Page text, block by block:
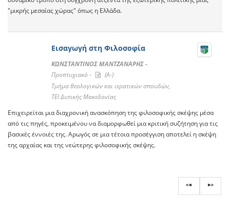
"μικρής μεσαίας χώρας" όπως η Ελλάδα.
Εισαγωγή στη Φιλοσοφία
ΚΩΝΣΤΑΝΤΙΝΟΣ ΜΑΝΤΖΑΝΑΡΗΣ -
Προπτυχιακό -
(A-)
Τμήμα θεολογικών και ιερατικών σπουδών,
ΤΕΙ Δυτικής Μακεδονίας
Επιχειρείται μια διαχρονική ανασκόπηση της φιλοσοφικής σκέψης μέσα
από τις πηγές, προκειμένου να διαμορφωθεί μια κριτική συζήτηση για τις
βασικές έννοιές της. Αρωγός σε μια τέτοια προσέγγιση αποτελεί η σκέψη
της αρχαίας και της νεώτερης φιλοσοφικής σκέψης.